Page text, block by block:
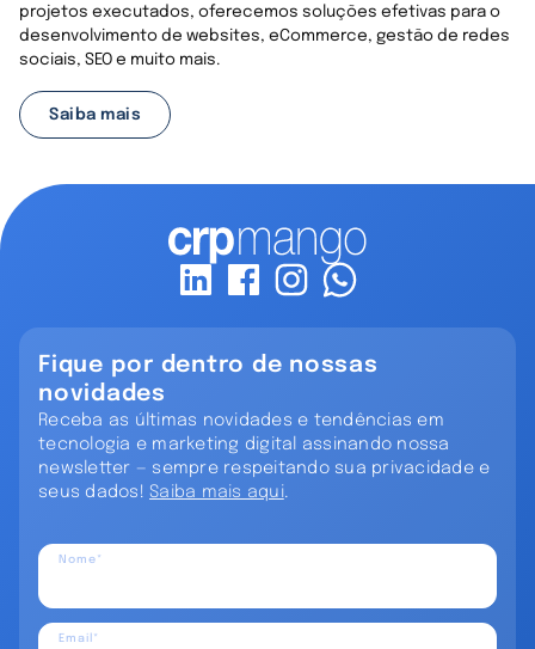
projetos executados, oferecemos soluções efetivas para o
desenvolvimento de websites, eCommerce, gestão de redes
sociais, SEO e muito mais.
Saiba mais
Fique por dentro de nossas
novidades
Receba as últimas novidades e tendências em
tecnologia e marketing digital assinando nossa
newsletter — sempre respeitando sua privacidade e
seus dados! Saiba mais aqui.
Nome*
Email*